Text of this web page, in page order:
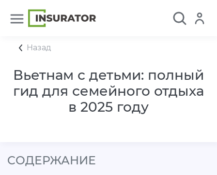
Назад
Вьетнам с детьми: полный
гид для семейного отдыха
в 2025 году
CОДЕРЖАНИЕ